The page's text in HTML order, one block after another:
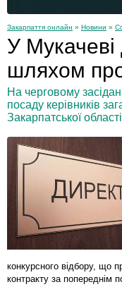
Закарпаття онлайн » Новини »
У Мукачеві
шляхом
На черговому
посаду керівників
Закарпатської
конкурсного відбору, що
контракту за попереднім